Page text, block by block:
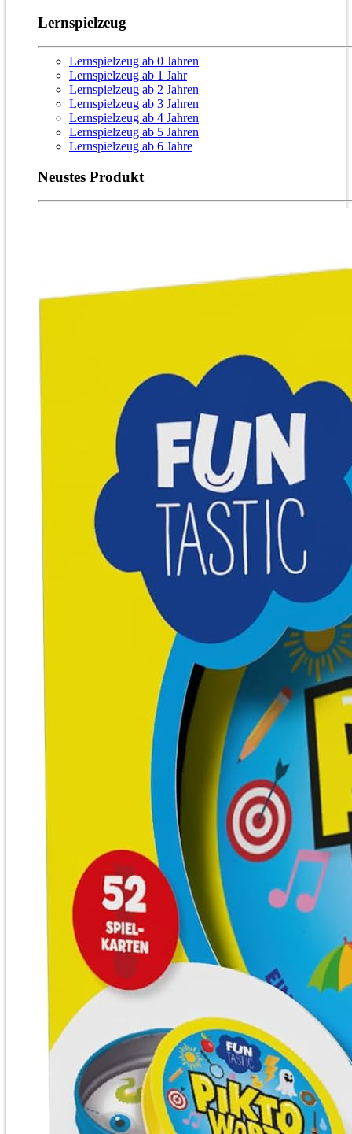
Lernspielzeug
Lernspielzeug ab 0 Jahren
Lernspielzeug ab 1 Jahr
Lernspielzeug ab 2 Jahren
Lernspielzeug ab 3 Jahren
Lernspielzeug ab 4 Jahren
Lernspielzeug ab 5 Jahren
Lernspielzeug ab 6 Jahre
Neustes Produkt